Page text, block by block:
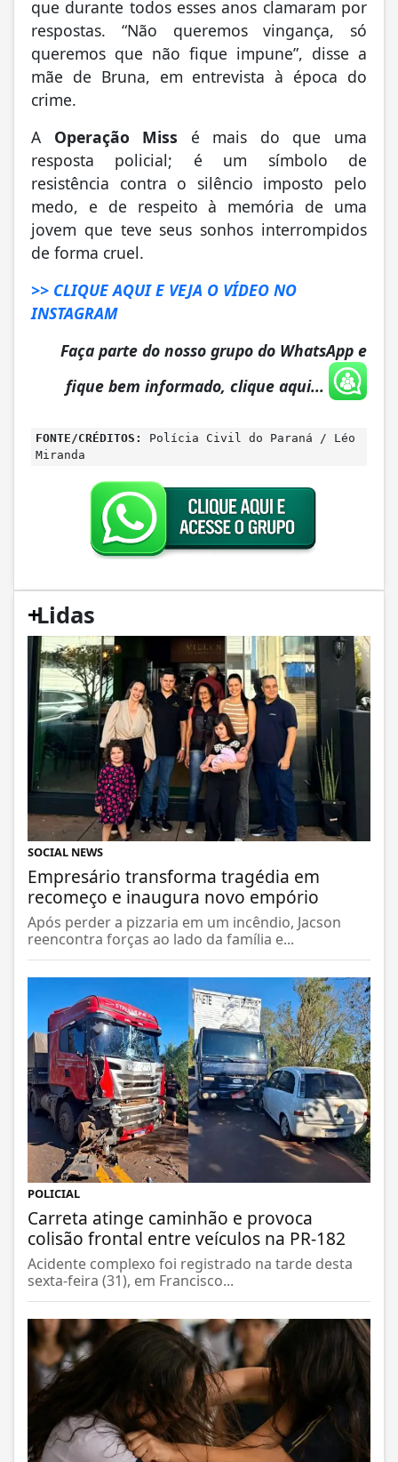
que durante todos esses anos clamaram por
respostas. “Não queremos vingança, só
queremos que não fique impune”, disse a
mãe de Bruna, em entrevista à época do
crime.
A Operação Miss é mais do que uma
resposta policial; é um símbolo de
resistência contra o silêncio imposto pelo
medo, e de respeito à memória de uma
jovem que teve seus sonhos interrompidos
de forma cruel.
>> CLIQUE AQUI E VEJA O VÍDEO NO
INSTAGRAM
Faça parte do nosso grupo do WhatsApp e
fique bem informado, clique aqui...
FONTE/CRÉDITOS:
Polícia Civil do Paraná / Léo
Miranda
+
Lidas
SOCIAL NEWS
Empresário transforma tragédia em
recomeço e inaugura novo empório
Após perder a pizzaria em um incêndio, Jacson
reencontra forças ao lado da família e...
POLICIAL
Carreta atinge caminhão e provoca
colisão frontal entre veículos na PR-182
Acidente complexo foi registrado na tarde desta
sexta-feira (31), em Francisco...